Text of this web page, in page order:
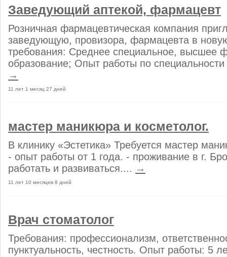
Заведующий аптекой, фармацевт
Розничная фармацевтическая компания
заведующую, провизора, фармацевта в
требования: Среднее специальное, высшее
образование; Опыт работы по
→
11 лет 1 месяц 27 дней
мастер маникюра и косметолог.
В клинику «Эстетика» Требуется мастер
- опыт работы от 1 года. - проживание в г.
работать и развиваться.... →
11 лет 10 месяцев 8 дней
Врач стоматолог
Требования: профессионализм,
пунктуальность, честность. Опыт работы: 5